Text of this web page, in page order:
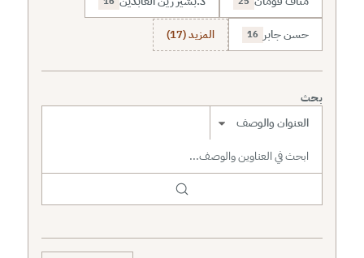
حسن جابر 16 المزيد (17)
بحث
نطاق البحث